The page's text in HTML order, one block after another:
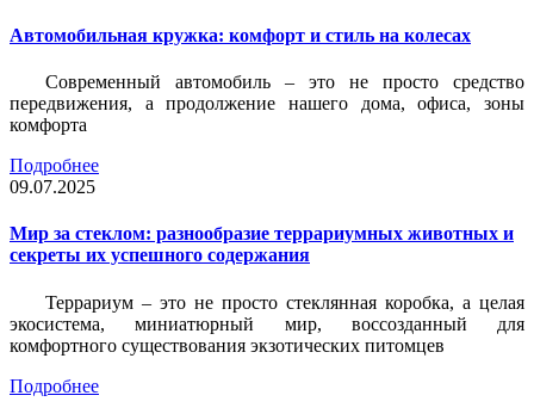
Автомобильная кружка: комфорт и стиль на колесах
Современный автомобиль – это не просто средство
передвижения, а продолжение нашего дома, офиса, зоны
комфорта
Подробнее
09.07.2025
Мир за стеклом: разнообразие террариумных животных и
секреты их успешного содержания
Террариум – это не просто стеклянная коробка, а целая
экосистема, миниатюрный мир, воссозданный для
комфортного существования экзотических питомцев
Подробнее